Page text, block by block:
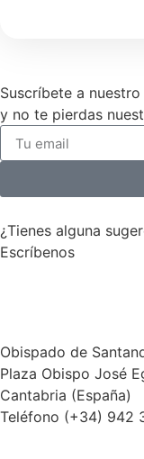
Suscríbete a
y no te pierdas
¿Tienes alguna
Escríbenos
Obispado de
Plaza Obispo José
Cantabria (España)
Teléfono (+34) 942